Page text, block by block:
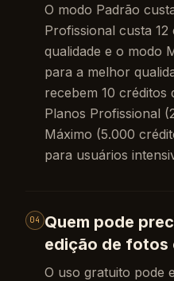
O modo Padrão
Profissional custa
qualidade e o modo
para a melhor
recebem 10 créditos
Planos Profissional
Máximo (5.000
para usuários
04
Quem pode
edição de fotos
O uso gratuito pode